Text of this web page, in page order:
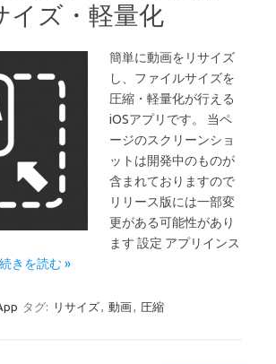
イズ・軽量化
簡単に動画をリサイズ
し、ファイルサイズを
圧縮・軽量化が行える
iOSアプリです。 当ペ
ージのスクリーンショ
ットは開発中のものが
含まれておりますので
リリース版には一部変
更がある可能性があり
ます 設定 アプリインス
続きを読む »
タグ: リサイズ, 動画, 圧縮